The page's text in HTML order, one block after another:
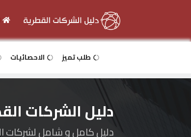
دخول
طلب تميز الاحصائيات
دليل الشركات
دليل كامل و شامل لشركات